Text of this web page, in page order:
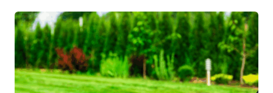
[…] Die Gassen der Stadt sind wie ein Labyrinth,
das zu verborgenen Schätzen führt. Ein Highlight
ist der Damenhof, ein stiller Ort, der mit seiner
Atmosphäre verzaubert. „Hier verirrt sich selbst